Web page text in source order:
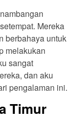
Mereka
berbahaya untuk
melakukan
sangat
dan aku
pengalaman ini.
Timur